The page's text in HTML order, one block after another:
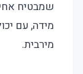
שמבטיח
מידה, עם
מירבית.